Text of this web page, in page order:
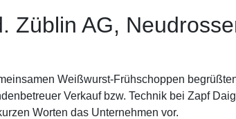
Züblin AG,
Weißwurst-Frühschoppen
Verkauf bzw. Technik bei Zapf
Worten das Unternehmen vor.